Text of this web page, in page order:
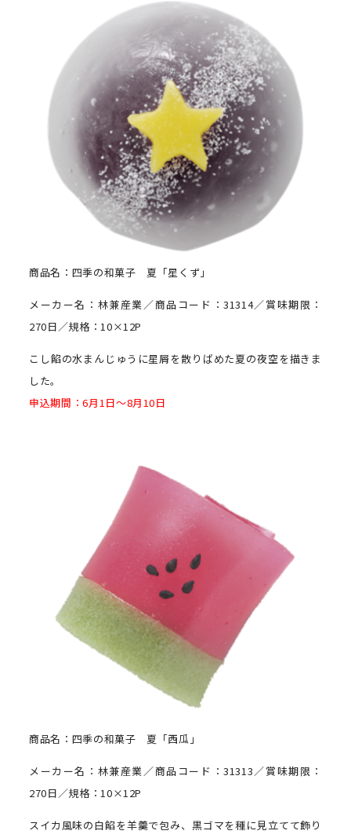
商品名：四季の和菓子 夏「星くず」
メーカー名：林兼産業／商品コード：31314／賞味期限：
270日／規格：10×12P
こし餡の水まんじゅうに星屑を散りばめた夏の夜空を描きま
した。
申込期間：6月1日～8月10日
商品名：四季の和菓子 夏「西瓜」
メーカー名：林兼産業／商品コード：31313／賞味期限：
270日／規格：10×12P
スイカ風味の白餡を羊羹で包み、黒ゴマを種に見立てて飾り